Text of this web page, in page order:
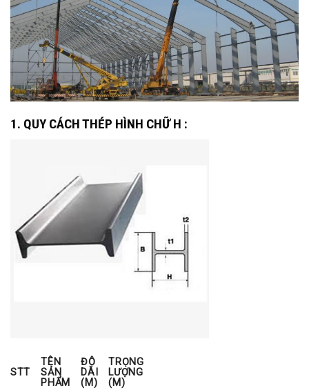
1. QUY CÁCH THÉP HÌNH CHỮ H :
STT
TÊN
SẢN
PHẨM
ĐỘ
DÀI
(M)
TRỌNG
LƯỢNG
(M)